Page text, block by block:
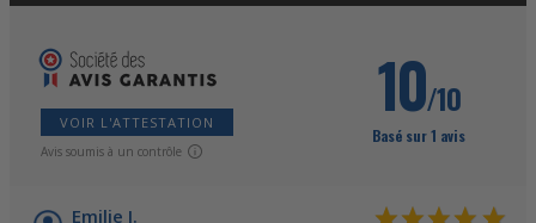
VOIR L'ATTESTATION
Avis soumis à un contrôle
10/10
Basé sur 1 avis
Emilie J.